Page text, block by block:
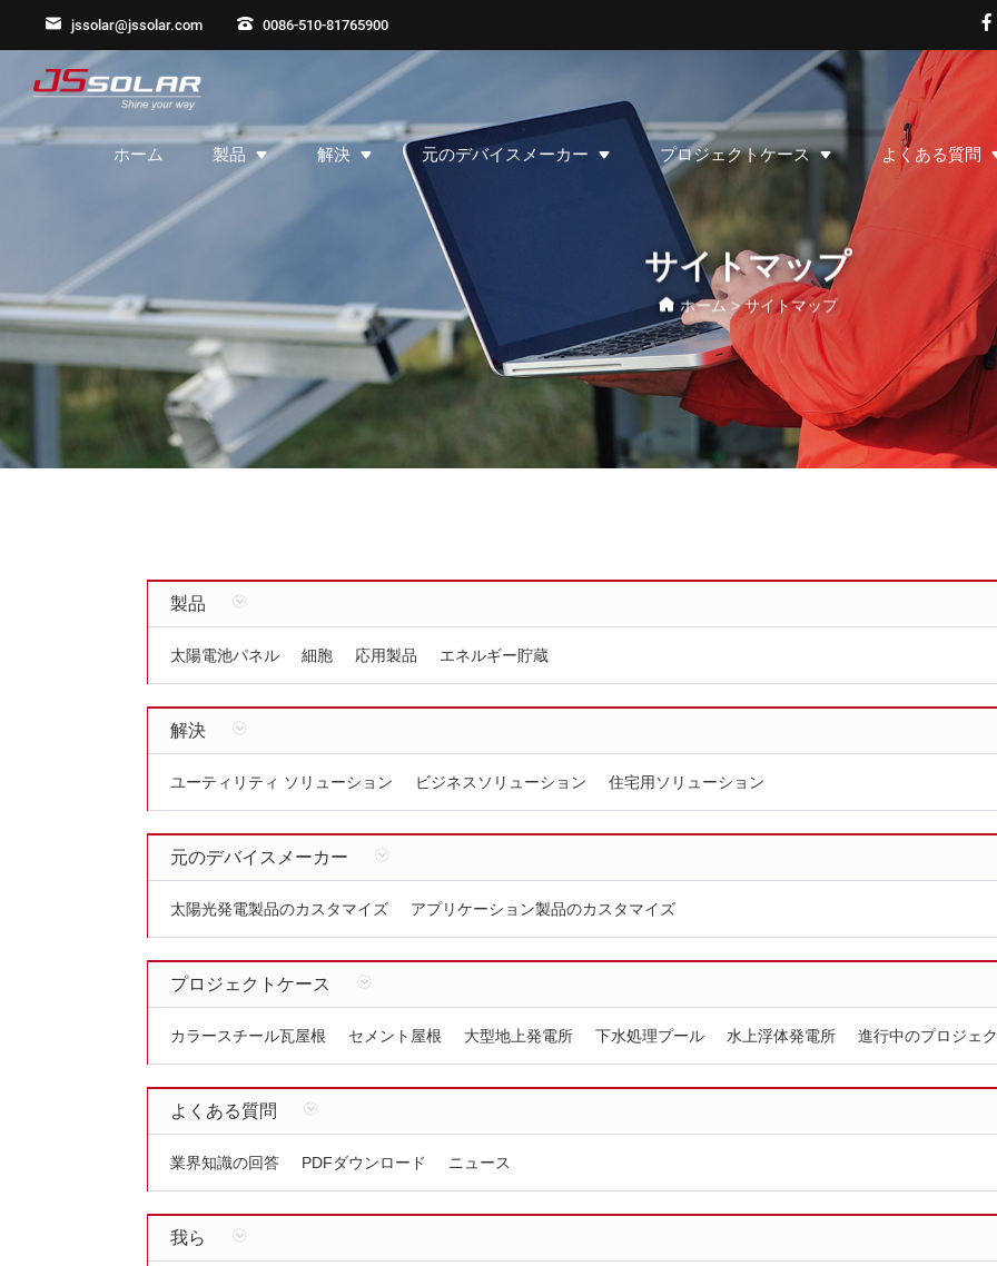
jssolar@jssolar.com 0086-510-81765900
ホーム 製品 解決 元のデバイスメーカー プロジェクトケース よくある質問
サイトマップ
ホーム >サイトマップ
製品
太陽電池パネル 細胞 応用製品 エネルギー貯蔵
解決
ユーティリティ ソリューション ビジネスソリューション 住宅用ソリューション
元のデバイスメーカー
太陽光発電製品のカスタマイズ アプリケーション製品のカスタマイズ
プロジェクトケース
カラースチール瓦屋根 セメント屋根 大型地上発電所 下水処理プール 水上浮体発電所 進行中のプロジェ
よくある質問
業界知識の回答 PDFダウンロード ニュース
我ら